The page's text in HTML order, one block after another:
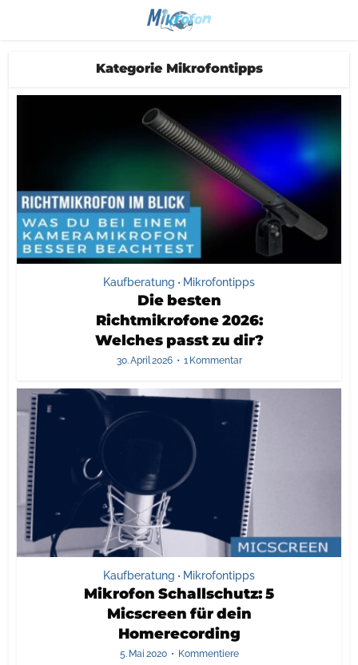
Kategorie Mikrofontipps
Kaufberatung • Mikrofontipps
Die besten
Richtmikrofone 2026:
Welches passt zu dir?
30. April 2026 1 Kommentar
Kaufberatung • Mikrofontipps
Mikrofon Schallschutz: 5
Micscreen für dein
Homerecording
5. Mai 2020 Kommentiere